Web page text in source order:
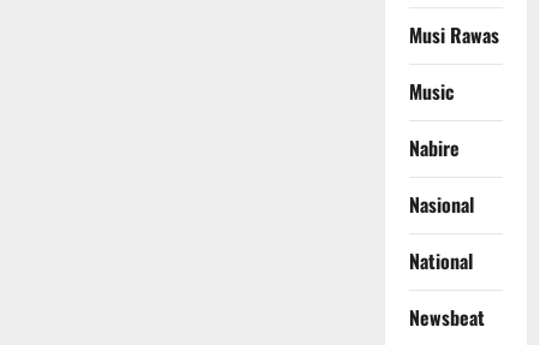
Musi Rawas
Music
Nabire
Nasional
National
Newsbeat